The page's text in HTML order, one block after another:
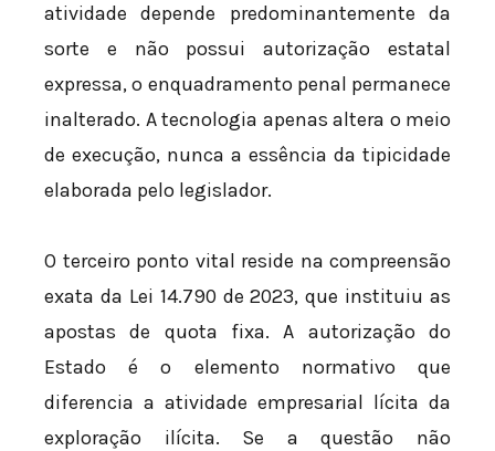
atividade depende predominantemente da
sorte e não possui autorização estatal
expressa, o enquadramento penal permanece
inalterado. A tecnologia apenas altera o meio
de execução, nunca a essência da tipicidade
elaborada pelo legislador.
O terceiro ponto vital reside na compreensão
exata da Lei 14.790 de 2023, que instituiu as
apostas de quota fixa. A autorização do
Estado é o elemento normativo que
diferencia a atividade empresarial lícita da
exploração ilícita. Se a questão não